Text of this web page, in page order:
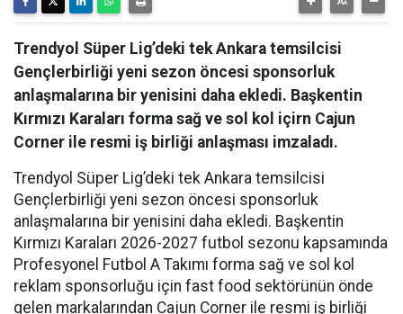
Trendyol Süper Lig’deki tek Ankara temsilcisi
Gençlerbirliği yeni sezon öncesi sponsorluk
anlaşmalarına bir yenisini daha ekledi. Başkentin
Kırmızı Karaları forma sağ ve sol kol içirn Cajun
Corner ile resmi iş birliği anlaşması imzaladı.
Trendyol Süper Lig’deki tek Ankara temsilcisi
Gençlerbirliği yeni sezon öncesi sponsorluk
anlaşmalarına bir yenisini daha ekledi. Başkentin
Kırmızı Karaları 2026-2027 futbol sezonu kapsamında
Profesyonel Futbol A Takımı forma sağ ve sol kol
reklam sponsorluğu için fast food sektörünün önde
gelen markalarından Cajun Corner ile resmi iş birliği